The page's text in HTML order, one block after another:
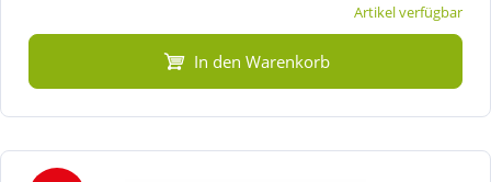
Artikel verfügbar
In den Warenkorb